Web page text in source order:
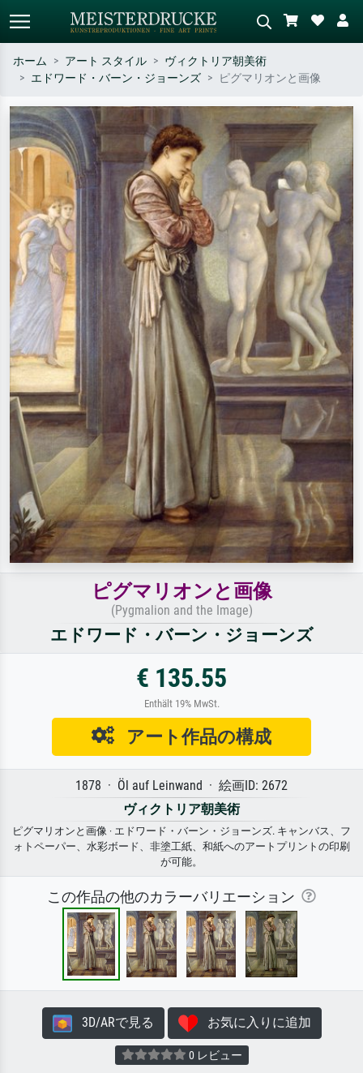
作家名・作品名・スタイルで検索
– 例：モネ、星月夜、印象派、北
斎の波、ヌード。
シーンを説明してください – 例：
緑の草原、赤の多い抽象画、暗い
油絵、木のそばの立ち姿のヌー
ド。
ホーム アート スタイル
ヴィクトリア朝美術
エドワード・バーン・ジョーンズ
ピグマリオンと画像
ピグマリオンと画像
(Pygmalion and the Image)
エドワード・バーン・ジョーンズ
€ 135.55
Enthält 19% MwSt.
アート作品の構成
1878 · Öl auf Leinwand · 絵画ID: 2672
ヴィクトリア朝美術
ピグマリオンと画像 · エドワード・バーン・ジョーンズ. キャンバス、フ
ォトペーパー、水彩ボード、非塗工紙、和紙へのアートプリントの印刷
が可能。
この作品の他のカラーバリエーション
3D/ARで見る お気に入りに追加
0 レビュー